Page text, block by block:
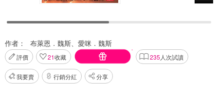
作者： 布萊恩．魏斯、愛咪．魏斯
評價 21收藏 235 人次試讀
我要賣 行銷分紅 分享